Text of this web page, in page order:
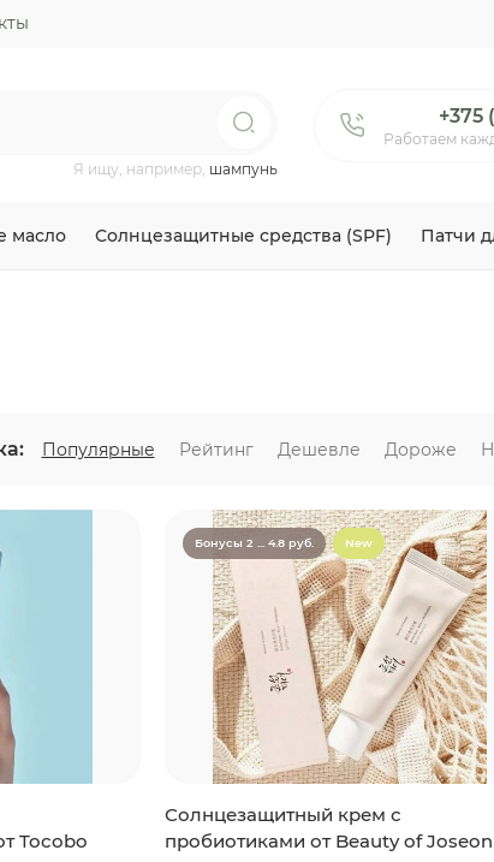
+375
Работаем
Я ищу, например, шампунь
масло Солнцезащитные средства (SPF) Патчи
Популярные Рейтинг Дешевле Дороже
Tocobo
Бонусы 2 ... 4.8 руб. New
Солнцезащитный крем с
пробиотиками от Beauty of Joseon